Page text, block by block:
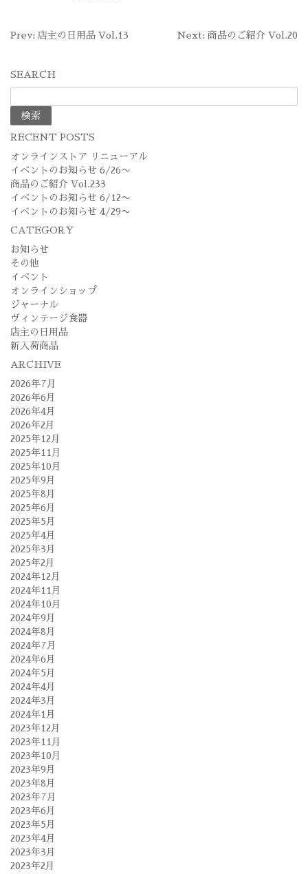
投
ナ
ビ
ゲ
ー
シ
ョ
ン
Prev: 店主の日用品 Vol.13 Next: 商品のご紹介 Vol.20
SEARCH
索:
RECENT POSTS
オンラインストア リニューアル
イベントのお知らせ 6/26〜
商品のご紹介 Vol.233
イベントのお知らせ 6/12〜
イベントのお知らせ 4/29〜
CATEGORY
お知らせ
その他
イベント
オンラインショップ
ジャーナル
ヴィンテージ食器
店主の日用品
新入荷商品
ARCHIVE
2026年7月
2026年6月
2026年4月
2026年2月
2025年12月
2025年11月
2025年10月
2025年9月
2025年8月
2025年6月
2025年5月
2025年4月
2025年3月
2025年2月
2024年12月
2024年11月
2024年10月
2024年9月
2024年8月
2024年7月
2024年6月
2024年5月
2024年4月
2024年3月
2024年1月
2023年12月
2023年11月
2023年10月
2023年9月
2023年8月
2023年7月
2023年6月
2023年5月
2023年4月
2023年3月
2023年2月